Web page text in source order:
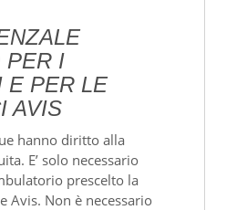
PER I
E PER LE
AVIS
hanno diritto alla
E’ solo necessario
prescelto la
Avis. Non è necessario